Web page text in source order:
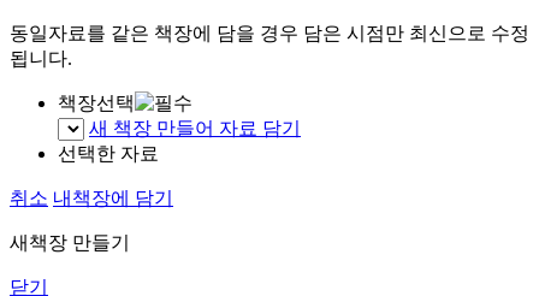
동일자료를 같은 책장에 담을 경우 담은 시점만 최신으로 수정
됩니다.
책장선택
새 책장 만들어 자료 담기
선택한 자료
취소 내책장에 담기
새책장 만들기
닫기